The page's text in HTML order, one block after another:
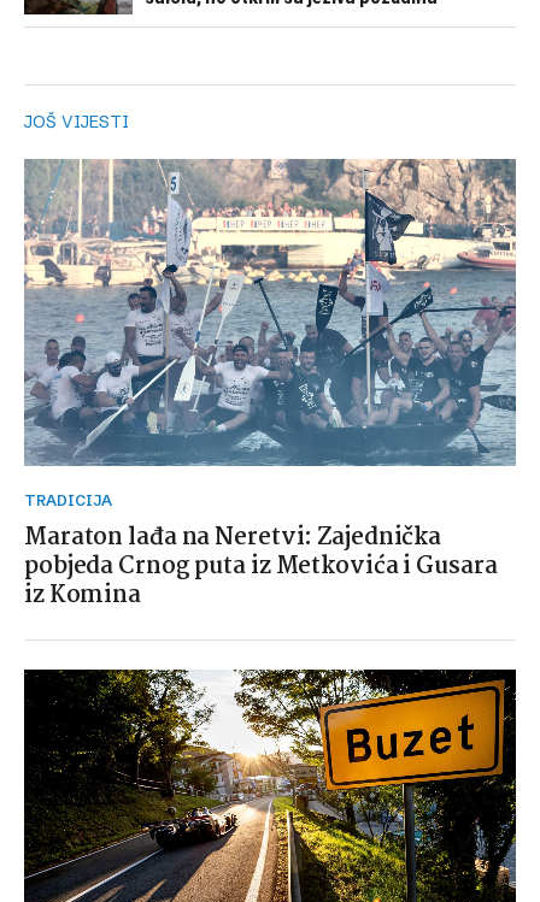
JOŠ VIJESTI
TRADICIJA
Maraton lađa na Neretvi: Zajednička
pobjeda Crnog puta iz Metkovića i Gusara
iz Komina